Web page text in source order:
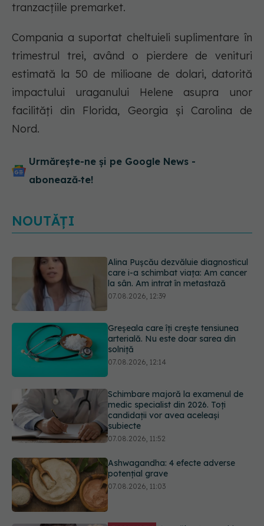
tranzacțiile premarket.
Compania a suportat cheltuieli suplimentare în
trimestrul trei, având o pierdere de venituri
estimată la 50 de milioane de dolari, datorită
impactului uraganului Helene asupra unor
facilități din Florida, Georgia și Carolina de
Nord.
Urmărește-ne și pe Google News -
abonează‑te!
NOUTĂȚI
Greșeala care îți crește tensiunea
arterială. Nu este doar sarea din
solniță
07.08.2026, 12:14
Schimbare majoră la examenul de
medic specialist din 2026. Toți
candidații vor avea aceleași
subiecte
Ashwagandha: 4 efecte adverse
potențial grave
07.08.2026, 11:03
EXCLUSIV Ce grăbește apariția
ridurilor. Nu este doar vârsta. Ce
spun dermatologii